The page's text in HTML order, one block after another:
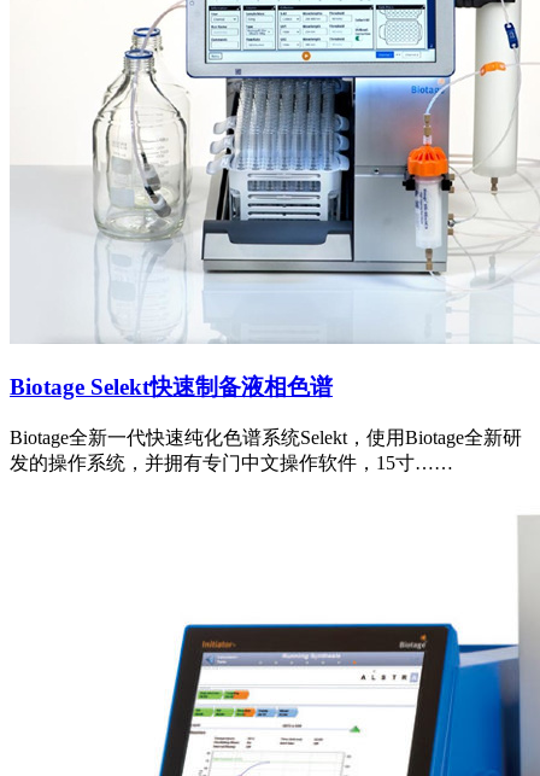
Biotage Selekt快速制备液相色谱
Biotage全新一代快速纯化色谱系统Selekt，使用Biotage全新研
发的操作系统，并拥有专门中文操作软件，15寸……